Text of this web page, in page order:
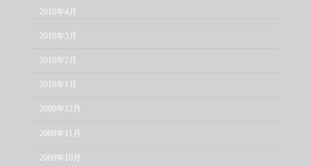
2010年4月
2010年3月
2010年2月
2010年1月
2009年12月
2009年11月
2009年10月